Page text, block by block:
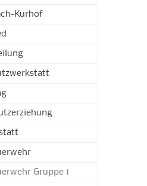
Kurhof
Gruppe 1